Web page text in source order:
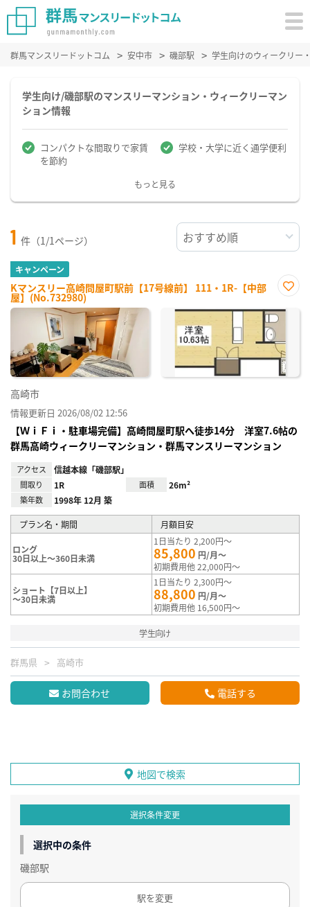
群馬マンスリードットコム 安中市 磯部駅 学生向けのウィークリー
学生向け/磯部駅のマンスリーマンション・ウィークリーマン
ション情報
コンパクトな間取りで家賃
を節約
学校・大学に近く通学便利
もっと見る
1 件（1/1ページ）
キャンペーン
Kマンスリー高崎問屋町駅前【17号線前】 111・1R-【中部
屋】(No.732980)
に入
り登
高崎市
情報更新日 2026/08/02 12:56
【ＷｉＦｉ・駐車場完備】高崎問屋町駅へ徒歩14分 洋室7.6帖の
群馬高崎ウィークリーマンション・群馬マンスリーマンション
アクセス 信越本線「磯部駅」
間取り 1R 面積 26m²
築年数 1998年 12月 築
プラン名・期間 月額目安
ロング
30日以上～360日未満
1日当たり 2,200円～
85,800 円/月～
初期費用他 22,000円～
ショート【7日以上】
～30日未満
1日当たり 2,300円～
88,800 円/月～
初期費用他 16,500円～
学生向け
群馬県 高崎市
お問合わせ 電話する
地図で検索
選択条件変更
選択中の条件
磯部駅
駅を変更